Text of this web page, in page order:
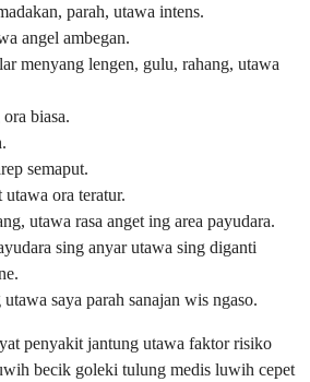
parah, utawa intens.
angel ambegan.
menyang lengen, gulu, rahang, utawa
biasa.
semaput.
ora teratur.
utawa rasa anget ing area payudara.
sing anyar utawa sing diganti
saya parah sanajan wis ngaso.
penyakit jantung utawa faktor risiko
becik goleki tulung medis luwih cepet